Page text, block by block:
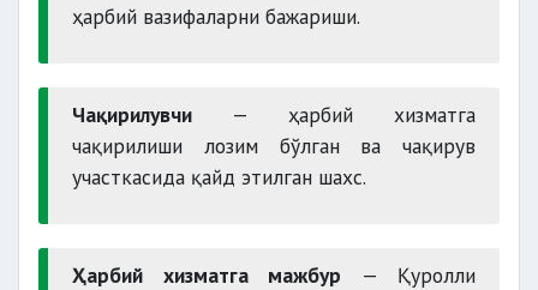
ҳарбий вазифаларни бажариши.
Чақирилувчи — ҳарбий хизматга
чақирилиши лозим бўлган ва чақирув
участкасида қайд этилган шахс.
Ҳарбий хизматга мажбур — Қуролли